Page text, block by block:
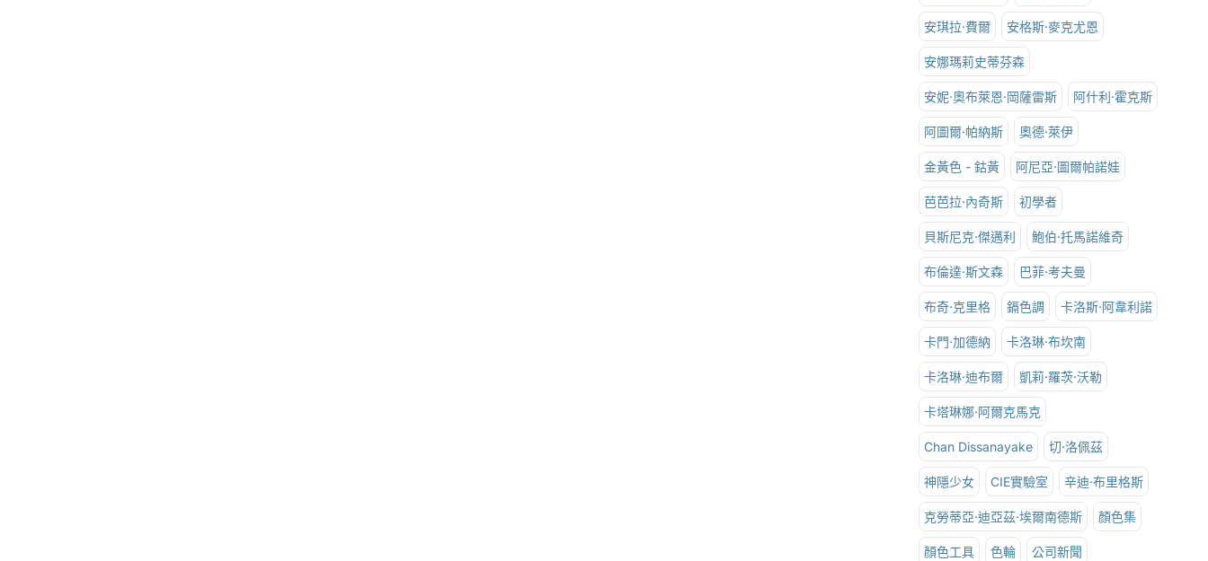
安琪拉·費爾 安格斯·麥克尤恩
安娜瑪莉史蒂芬森
安妮·奧布萊恩·岡薩雷斯 阿什利·霍克斯
阿圖爾·帕納斯 奧德·萊伊
金黃色 - 鈷黃 阿尼亞·圖爾帕諾娃
芭芭拉·內奇斯 初學者
貝斯尼克·傑邁利 鮑伯·托馬諾維奇
布倫達·斯文森 巴菲·考夫曼
布奇·克里格 鎘色調 卡洛斯·阿韋利諾
卡門·加德納 卡洛琳·布坎南
卡洛琳·迪布爾 凱莉·羅茨·沃勒
卡塔琳娜·阿爾克馬克
Chan Dissanayake 切·洛佩茲
神隱少女 CIE實驗室 辛迪·布里格斯
克勞蒂亞·迪亞茲·埃爾南德斯 顏色集
顏色工具 色輪 公司新聞